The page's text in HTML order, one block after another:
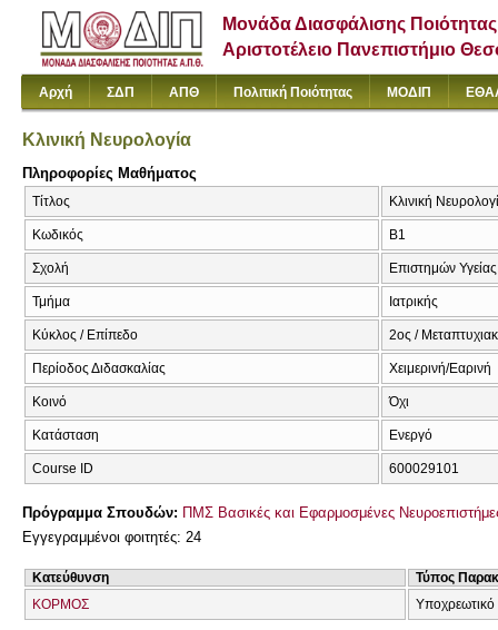
Μονάδα Διασφάλισης Ποιότητας
Αριστοτέλειο Πανεπιστήμιο
Αρχή ΣΔΠ ΑΠΘ Πολιτική Ποιότητας ΜΟΔΙΠ
Κλινική Νευρολογία
Πληροφορίες Μαθήματος
Τίτλος Κλινική
Κωδικός Β1
Σχολή Επιστημών Υγείας
Τμήμα Ιατρικής
Κύκλος / Επίπεδο 2ος /
Περίοδος Διδασκαλίας Χειμερινή/Εαρινή
Κοινό Όχι
Κατάσταση Ενεργό
Course ID 600029101
Πρόγραμμα Σπουδών: ΠΜΣ Βασικές και Εφαρμοσμένες
Εγγεγραμμένοι φοιτητές: 24
Κατεύθυνση
Τύπος
ΚΟΡΜΟΣ
Υποχρεωτικό